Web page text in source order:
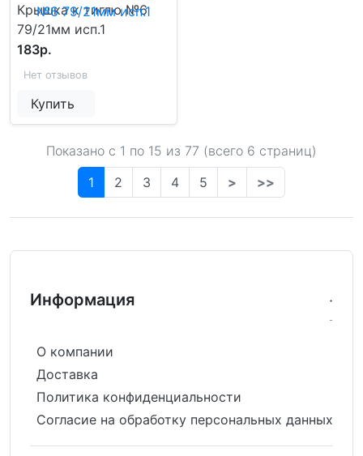
Крышка к тиглю №6
79/21мм исп.1
183р.
Нет отзывов
Купить
Показано с 1 по 15 из 77 (всего 6 страниц)
1
2 3 4 5 > >>
Информация
О компании
Доставка
Политика конфиденциальности
Согласие на обработку персональных данных